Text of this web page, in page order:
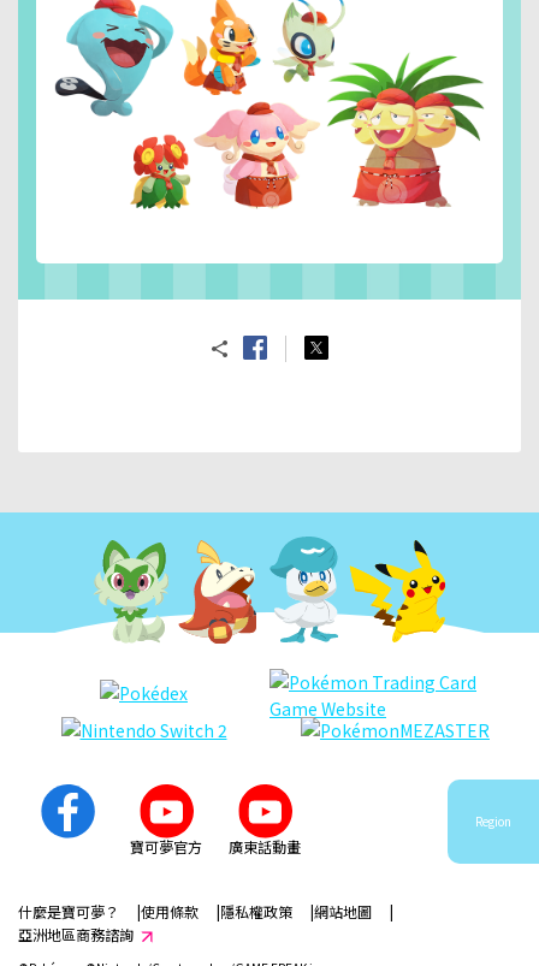
寶可夢官方 廣東話動畫
Region
什麼是寶可夢？ 使用條款 隱私權政策
網站地圖
亞洲地區商務諮詢